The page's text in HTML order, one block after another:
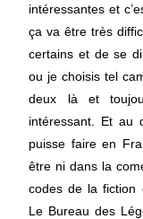
intéressantes et
ça va être très
certains et de se
ou je choisis tel
deux là et
intéressant. Et au
puisse faire en
être ni dans la
codes de la fiction
Le Bureau des